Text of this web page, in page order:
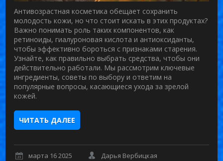
Антивозрастная косметика обещает сохранить
молодость кожи, но что стоит искать в этих продуктах?
Важно понимать роль таких компонентов, как
ретиноиды, гиалуроновая кислота и антиоксиданты,
чтобы эффективно бороться с признаками старения.
Узнайте, как правильно выбрать средства, чтобы они
действительно работали. Мы рассмотрим ключевые
ингредиенты, советы по выбору и ответим на
популярные вопросы, касающиеся ухода за зрелой
кожей.
ЧИТАТЬ ДАЛЕЕ
марта 16 2025
Дарья Вербицкая